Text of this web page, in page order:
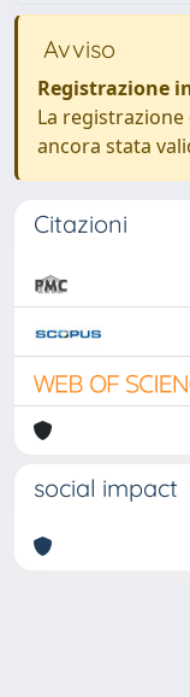
Avviso
Registrazione
La
ancora stata
Citazioni
social impact